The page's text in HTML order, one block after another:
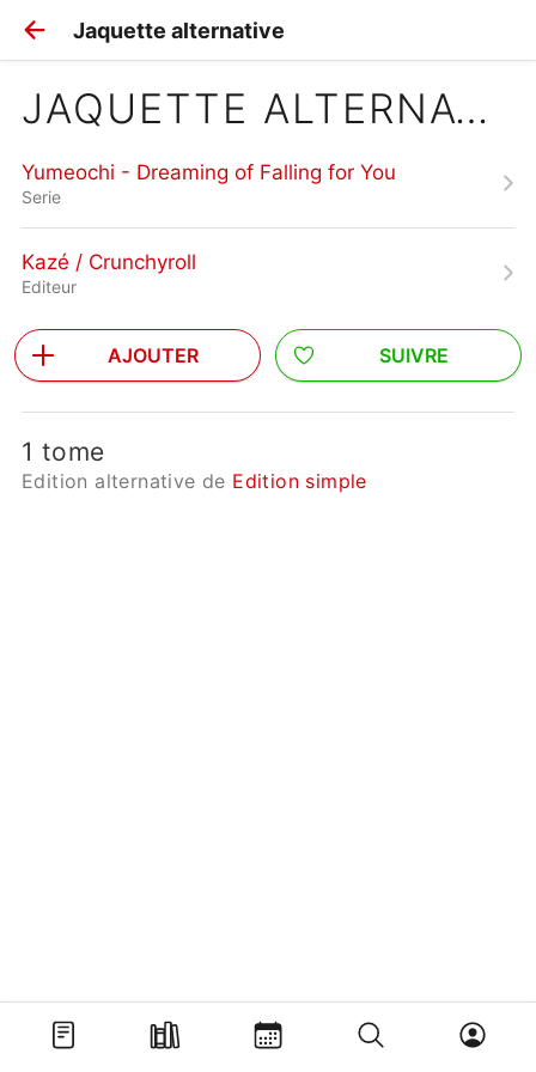
Jaquette alternative
JAQUETTE ALTERNATIVE
Yumeochi - Dreaming of Falling for You
Serie
Kazé / Crunchyroll
Editeur
AJOUTER SUIVRE
1 tome
Edition alternative de Edition simple